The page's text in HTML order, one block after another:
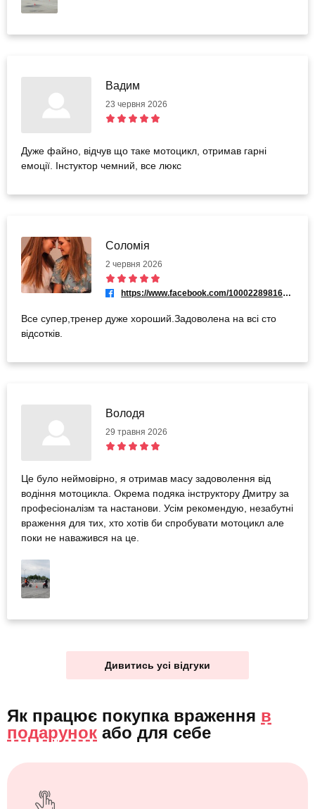
Вадим
23 червня 2026
Дуже файно, відчув що таке мотоцикл, отримав гарні
емоції. Інстуктор чемний, все люкс
Соломія
2 червня 2026
https://www.facebook.com/100022898166988
Все супер,тренер дуже хороший.Задоволена на всі сто
відсотків.
Володя
29 травня 2026
Це було неймовірно, я отримав масу задоволення від
водіння мотоцикла. Окрема подяка інструктору Дмитру за
професіоналізм та настанови. Усім рекомендую, незабутні
враження для тих, хто хотів би спробувати мотоцикл але
поки не наважився на це.
Дивитись усі відгуки
Як працює покупка враження в
подарунок або для себе